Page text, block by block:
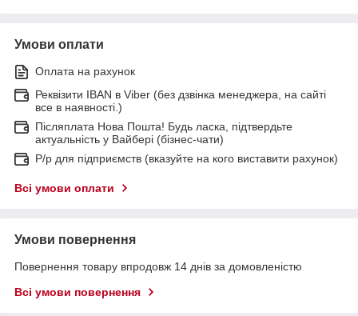
Умови оплати
Оплата на рахунок
Реквізити IBAN в Viber (без дзвінка менеджера, на сайті
все в наявності.)
Післяплата Нова Пошта! Будь ласка, підтвердьте
актуальність у Вайбері (бізнес-чати)
Р/р для підприємств (вказуйте на кого виставити рахунок)
Всі умови оплати
Умови повернення
Повернення товару впродовж 14 днів за домовленістю
Всі умови повернення